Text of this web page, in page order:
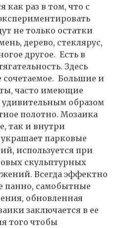
как раз в том, что с
не только остатки
дерево, стеклярус,
другое. Есть в
Здесь
сочетаемое. Большие и
часто имеющие
образом
полотно. Мозаика
так и внутри
парковые
используется при
скульптурных
Всегда эффектно
панно, самобытные
обновленная
заключается в ее
того чтобы